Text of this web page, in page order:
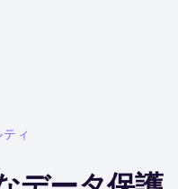
ィ